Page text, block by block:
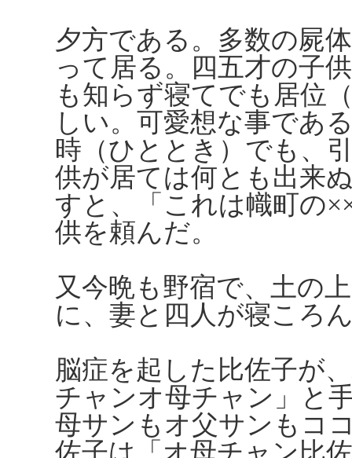
夕方である。多数の屍
って居る。四五才の子
も知らず寝てでも居位
しい。可愛想な事であ
時（ひととき）でも、
供が居ては何とも出来
すと、「これは幟町の
供を頼んだ。
又今晩も野宿で、土の
に、妻と四人が寝ころ
脳症を起した比佐子が
チャンオ母チャン」と
母サンもオ父サンもコ
佐子は「オ母チャン比